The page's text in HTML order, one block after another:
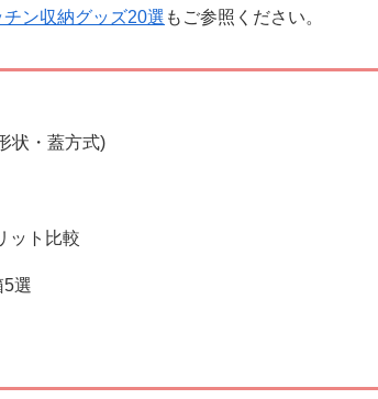
チン収納グッズ20選 もご参照ください。
状・蓋方式)
ット比較
5選